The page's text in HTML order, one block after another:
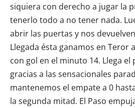
siquiera con derecho a jugar la
tenerlo todo a no tener nada.
abrir las puertas y nos
Llegada ésta ganamos en Teror
con gol en el minuto 14. Llega
gracias a las sensacionales
mantenemos el empate a 0
la segunda mitad. El Paso